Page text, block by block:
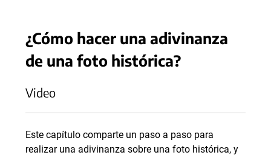
¿Cómo hacer una adivinanza
de una foto histórica?
Video
Este capítulo comparte un paso a paso para
realizar una adivinanza sobre una foto histórica, y